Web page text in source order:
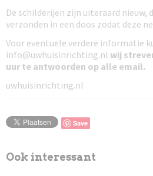
De schilderijen zijn uiteraard nieuw,
verzonden in een doos zodat deze
Voor eventuele verdere informatie
info@uwhuisinrichting.nl wij
uur te antwoorden op alle email.
uwhuisinrichting.nl
Save
Ook interessant